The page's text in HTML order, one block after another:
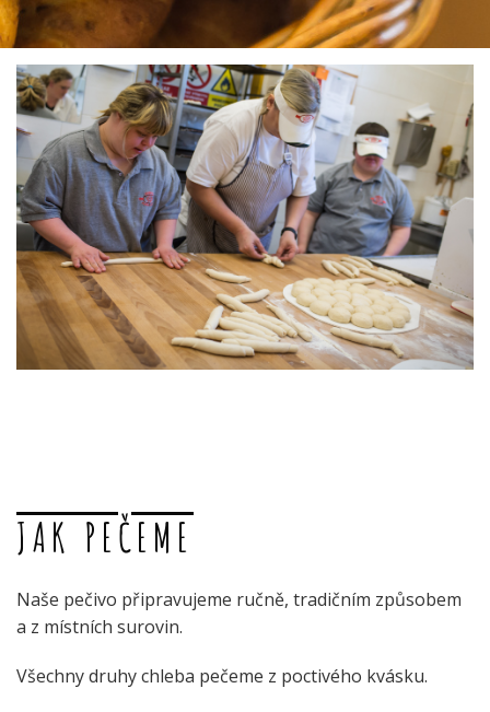
JAK PEČEME
Naše pečivo připravujeme ručně, tradičním způsobem
a z místních surovin.
Všechny druhy chleba pečeme z poctivého kvásku.